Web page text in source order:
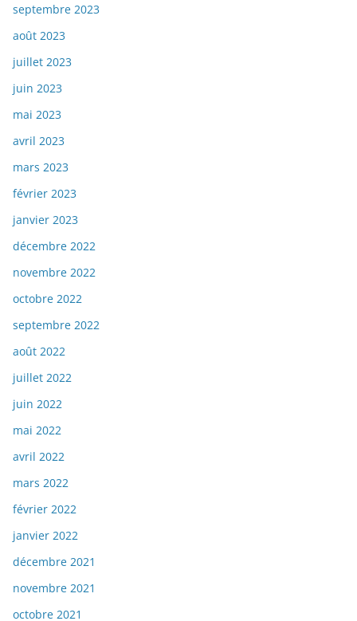
septembre 2023
août 2023
juillet 2023
juin 2023
mai 2023
avril 2023
mars 2023
février 2023
janvier 2023
décembre 2022
novembre 2022
octobre 2022
septembre 2022
août 2022
juillet 2022
juin 2022
mai 2022
avril 2022
mars 2022
février 2022
janvier 2022
décembre 2021
novembre 2021
octobre 2021